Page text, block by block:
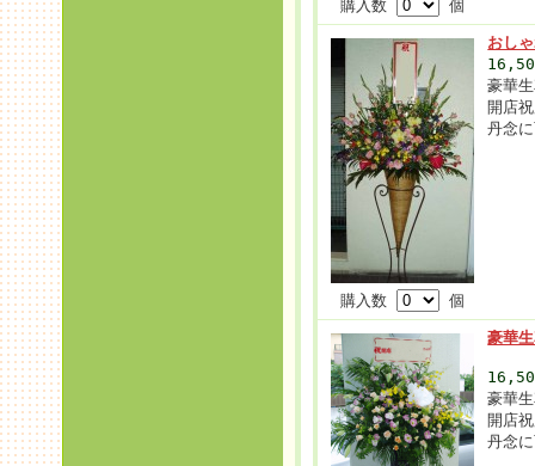
購入数 個
購入数 個
おし
豪華
開店
丹念
豪華
豪華
開店
丹念